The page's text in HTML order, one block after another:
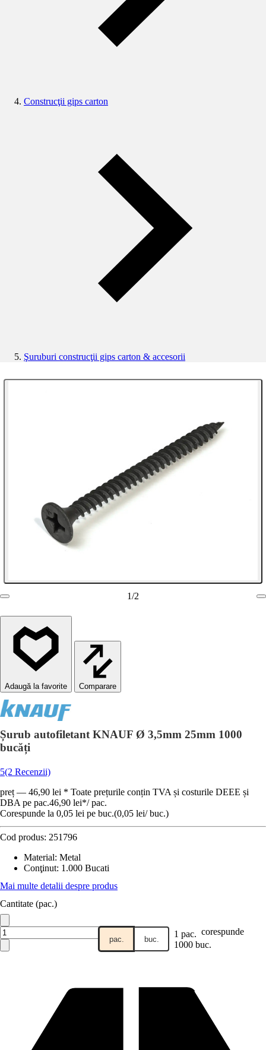
Construcţii gips carton
Şuruburi construcţii gips carton & accesorii
1/2
Comparare
Șurub autofiletant KNAUF Ø 3,5mm 25mm 1000
bucăți
5(2 Recenzii)
preț — 46,90 lei * Toate prețurile conțin TVA și costurile DEEE și
DBA pe pac.46,90 lei*/ pac.
Corespunde la 0,05 lei pe buc.(0,05 lei/ buc.)
Cod produs: 251796
Material: Metal
Conţinut: 1.000 Bucati
Mai multe detalii despre produs
Cantitate (pac.)
pac. buc. 1 pac. corespunde
1000 buc.